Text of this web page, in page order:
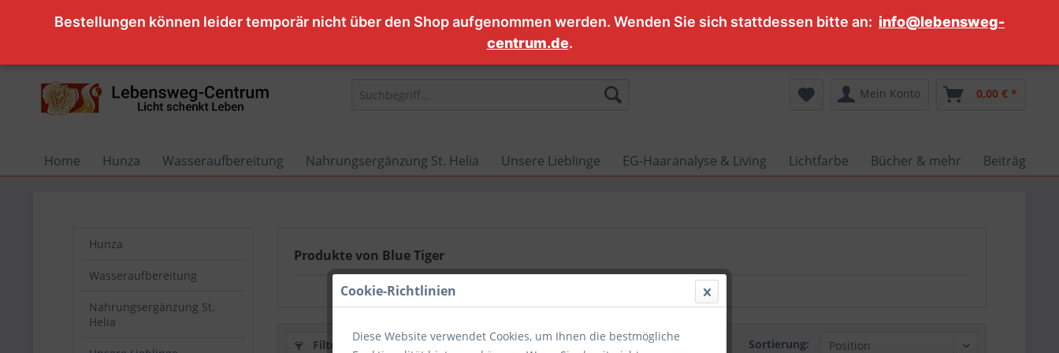
Bestellungen können leider temporär nicht über den Shop aufgenommen werden. Wenden Sie sich stattdessen bitte an: info@lebensweg-
centrum.de.
Mein Konto 0,00 € *
Home Hunza Wasseraufbereitung Nahrungsergänzung St. Helia Unsere Lieblinge EG-Haaranalyse & Living Lichtfarbe Bücher & mehr Beiträge
Hunza
Wasseraufbereitung
Nahrungsergänzung St.
Helia
Produkte von Blue Tiger
Filtern Sortierung:
Cookie-Richtlinien
Diese Website verwendet Cookies, um Ihnen die bestmögliche